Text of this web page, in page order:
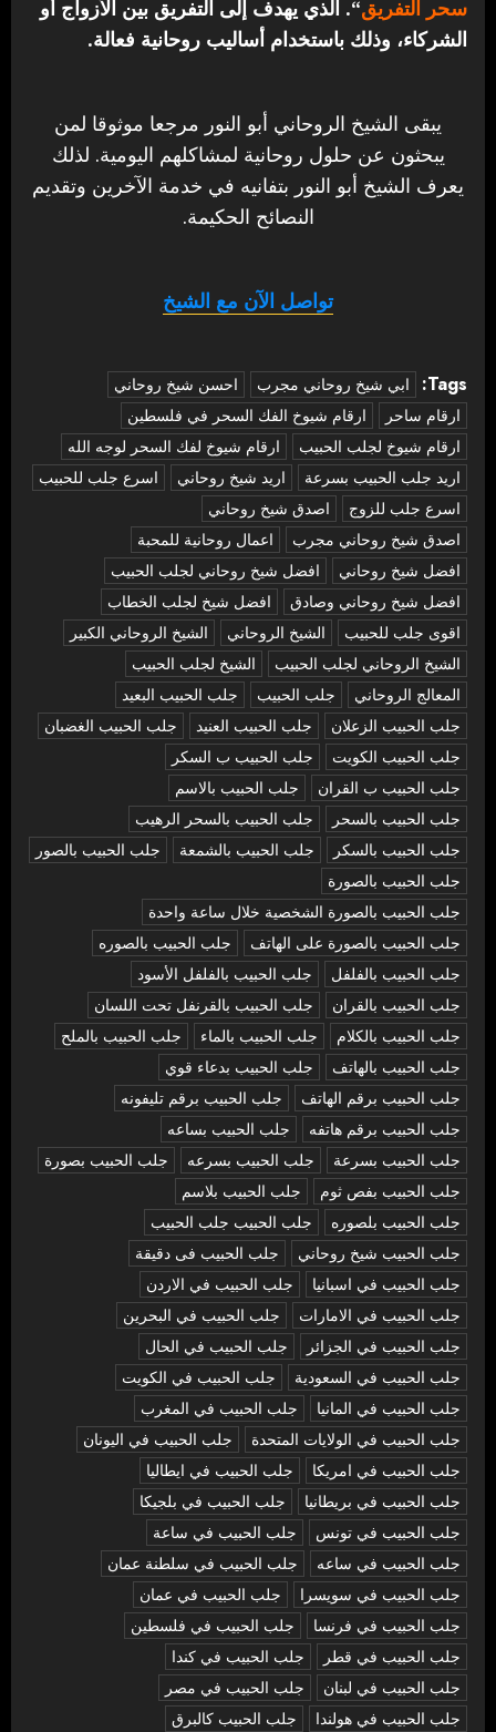
سحر التفريق“. الذي يهدف إلى التفريق بين الأزواج أو
الشركاء، وذلك باستخدام أساليب روحانية فعالة.
يبقى الشيخ الروحاني أبو النور مرجعا موثوقا لمن
يبحثون عن حلول روحانية لمشاكلهم اليومية. لذلك
يعرف الشيخ أبو النور بتفانيه في خدمة الآخرين وتقديم
النصائح الحكيمة.
تواصل الآن مع الشيخ
Tags: ‏ابي شيخ روحاني مجرب
احسن شيخ روحاني
ارقام ساحر
ارقام شيوخ الفك السحر في فلسطين
ارقام شيوخ لجلب الحبيب
ارقام شيوخ لفك السحر لوجه الله
اريد جلب الحبيب بسرعة
اريد شيخ روحاني
اسرع جلب للحبيب
اسرع جلب للزوج
اصدق شيخ روحاني
اصدق شيخ روحاني مجرب
اعمال روحانية للمحبة
افضل شيخ روحاني
افضل شيخ روحاني لجلب الحبيب
افضل شيخ روحاني وصادق
افضل شيخ لجلب الخطاب
اقوى جلب للحبيب
الشيخ الروحاني
الشيخ الروحاني الكبير
الشيخ الروحاني لجلب الحبيب
الشيخ لجلب الحبيب
المعالج الروحاني
جلب الحبيب
جلب الحبيب البعيد
جلب الحبيب الزعلان
جلب الحبيب العنيد
جلب الحبيب الغضبان
جلب الحبيب الكويت
جلب الحبيب ب السكر
جلب الحبيب ب القران
جلب الحبيب بالاسم
جلب الحبيب بالسحر
جلب الحبيب بالسحر الرهيب
جلب الحبيب بالسكر
جلب الحبيب بالشمعة
جلب الحبيب بالصور
جلب الحبيب بالصورة
جلب الحبيب بالصورة الشخصية خلال ساعة واحدة
جلب الحبيب بالصورة على الهاتف
جلب الحبيب بالصوره
جلب الحبيب بالفلفل
جلب الحبيب بالفلفل الأسود
جلب الحبيب بالقران
جلب الحبيب بالقرنفل تحت اللسان
جلب الحبيب بالكلام
جلب الحبيب بالماء
جلب الحبيب بالملح
جلب الحبيب بالهاتف
جلب الحبيب بدعاء قوي
جلب الحبيب برقم الهاتف
جلب الحبيب برقم تليفونه
جلب الحبيب برقم هاتفه
جلب الحبيب بساعه
جلب الحبيب بسرعة
جلب الحبيب بسرعه
جلب الحبيب بصورة
جلب الحبيب بفص ثوم
جلب الحبيب بلاسم
جلب الحبيب بلصوره
جلب الحبيب جلب الحبيب
جلب الحبيب شيخ روحاني
جلب الحبيب فى دقيقة
جلب الحبيب في اسبانيا
جلب الحبيب في الاردن
جلب الحبيب في الامارات
جلب الحبيب في البحرين
جلب الحبيب في الجزائر
جلب الحبيب في الحال
جلب الحبيب في السعودية
جلب الحبيب في الكويت
جلب الحبيب في المانيا
جلب الحبيب في المغرب
جلب الحبيب في الولايات المتحدة
جلب الحبيب في اليونان
جلب الحبيب في امريكا
جلب الحبيب في ايطاليا
جلب الحبيب في بريطانيا
جلب الحبيب في بلجيكا
جلب الحبيب في تونس
جلب الحبيب في ساعة
جلب الحبيب في ساعه
جلب الحبيب في سلطنة عمان
جلب الحبيب في سويسرا
جلب الحبيب في عمان
جلب الحبيب في فرنسا
جلب الحبيب في فلسطين
جلب الحبيب في قطر
جلب الحبيب في كندا
جلب الحبيب في لبنان
جلب الحبيب في مصر
جلب الحبيب في هولندا
جلب الحبيب كالبرق